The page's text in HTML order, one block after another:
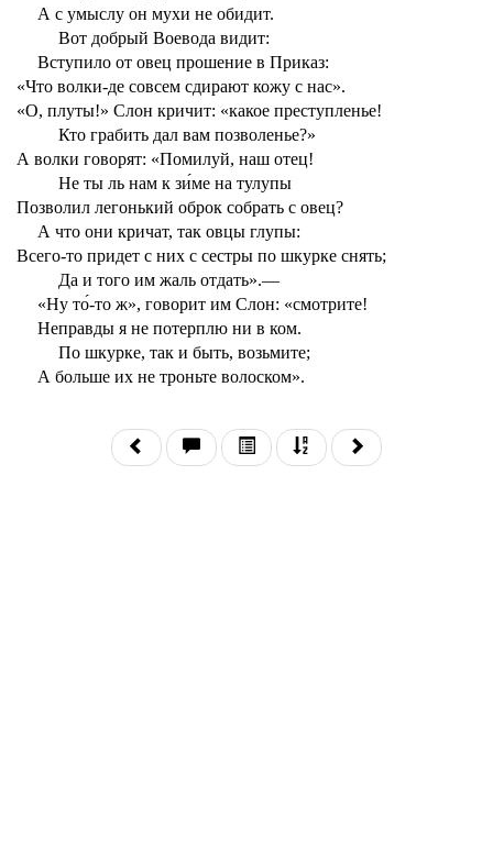
А с умыслу он мухи не обидит.
Вот добрый Воевода видит:
Вступило от овец прошение в Приказ:
«Что волки-де совсем сдирают кожу с нас».
«О, плуты!» Слон кричит: «какое преступленье!
Кто грабить дал вам позволенье?»
А волки говорят: «Помилуй, наш отец!
Не ты ль нам к зи́ме на тулупы
Позволил легонький оброк собрать с овец?
А что они кричат, так овцы глупы:
Всего-то придет с них с сестры по шкурке снять;
Да и того им жаль отдать».—
«Ну то́-то ж», говорит им Слон: «смотрите!
Неправды я не потерплю ни в ком.
По шкурке, так и быть, возьмите;
А больше их не троньте волоском».